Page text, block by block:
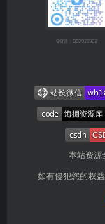
QQ群：682921902
本站资源
如有侵犯您的权